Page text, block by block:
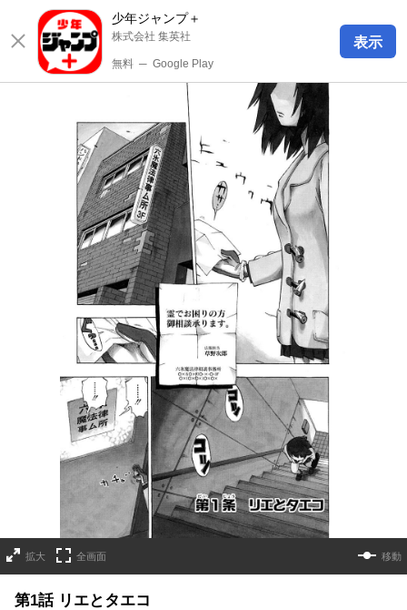
少年ジャンプ＋
株式会社 集英社
無料 ─ Google Play
表示
拡大 全画面 移動
第1話 リエとタエコ